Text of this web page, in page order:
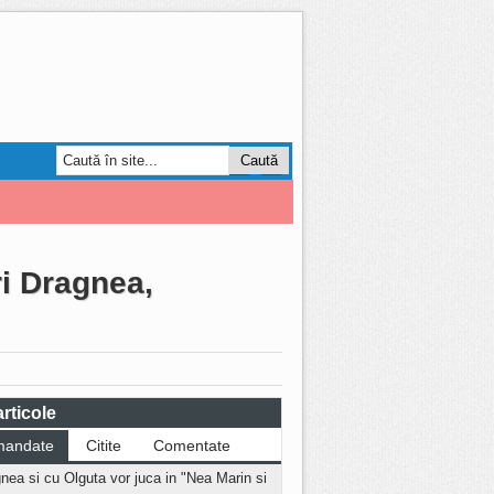
Dragnea,
Citite Comentate
si cu Olguta vor juca in "Nea Marin si